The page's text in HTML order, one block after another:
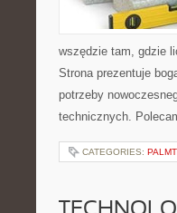
wszędzie tam, gdzie
Strona prezentuje
potrzeby
technicznych.
CATEGORIES: